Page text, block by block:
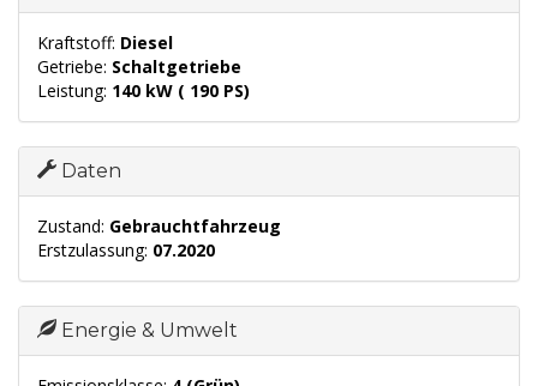
Kraftstoff: Diesel
Getriebe: Schaltgetriebe
Leistung: 140 kW ( 190 PS)
Daten
Zustand: Gebrauchtfahrzeug
Erstzulassung: 07.2020
Energie & Umwelt